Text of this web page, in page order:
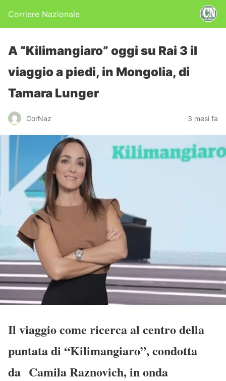
Corriere Nazionale
A “Kilimangiaro” oggi su Rai 3 il
viaggio a piedi, in Mongolia, di
Tamara Lunger
CorNaz 3 mesi fa
Il viaggio come ricerca al centro della
puntata di “Kilimangiaro”, condotta
da Camila Raznovich, in onda